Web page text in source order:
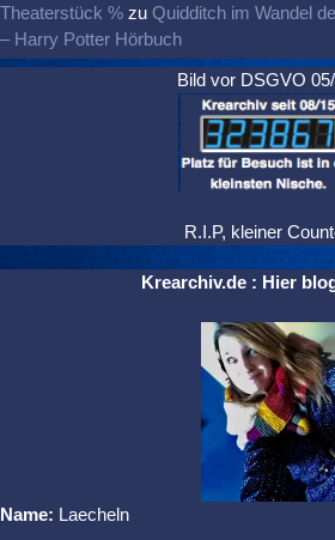
Theaterstück % zu Quidditch im Wandel
– Harry Potter Hörbuch
Bild vor DSGVO
R.I.P, kleiner
Krearchiv.de : Hier
Name: Laecheln